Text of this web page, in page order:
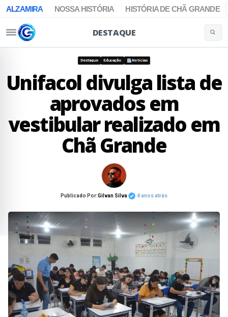
ALZAMIRA NOSSA HISTÓRIA HISTÓRIA DE CHÃ GRANDE
DESTAQUE
Destaque Educação Notícias
Unifacol divulga lista de
aprovados em
vestibular realizado em
Chã Grande
Publicado Por:Gilvan Silva 4 anos atrás